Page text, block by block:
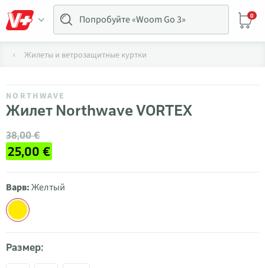
0
Жилеты и ветрозащитные куртки
NORTHWAVE
Жилет Northwave VORTEX
38,00 €
25,00 €
Варв:Желтый
Размер: